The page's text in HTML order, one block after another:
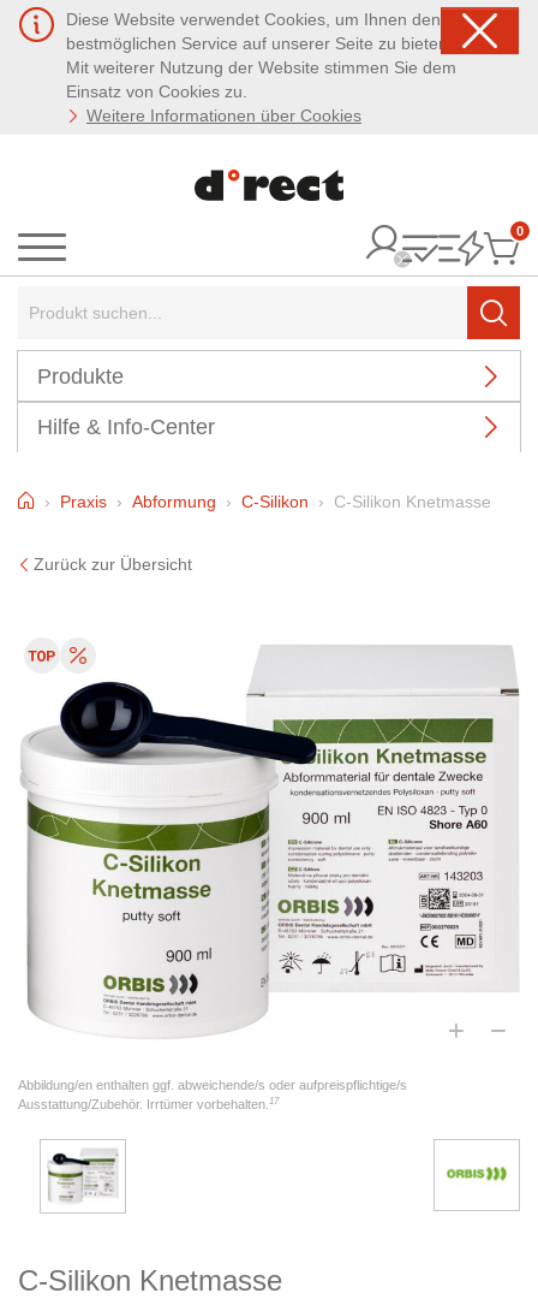
Diese Website verwendet Cookies, um Ihnen den
bestmöglichen Service auf unserer Seite zu bieten.
Mit weiterer Nutzung der Website stimmen Sie dem
Einsatz von Cookies zu.
Weitere Informationen über Cookies
Menü
0
Produkte
Hilfe & Info-Center
HomePraxis Abformung C-Silikon C-Silikon Knetmasse
Zurück zur Übersicht
Abbildung/en enthalten ggf. abweichende/s oder aufpreispflichtige/s
Ausstattung/Zubehör. Irrtümer vorbehalten. 17
C-Silikon Knetmasse